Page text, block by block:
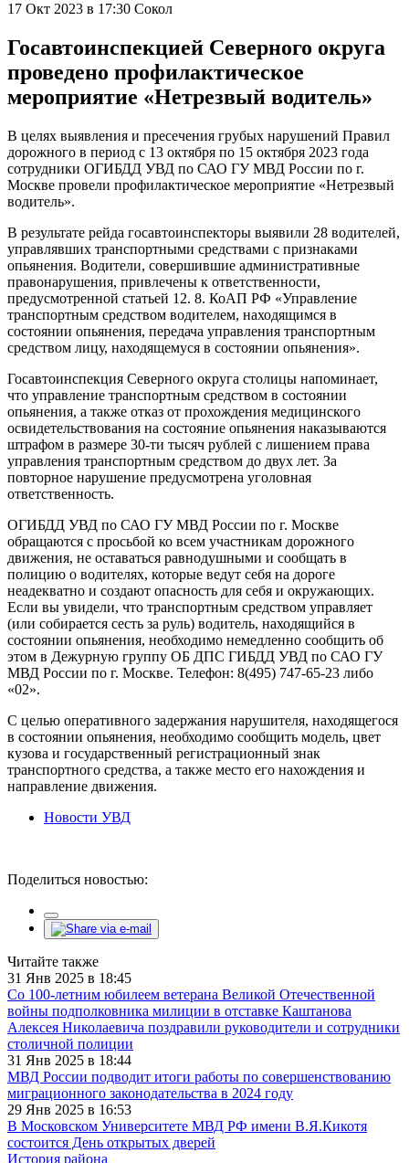
17 Окт 2023 в 17:30 Сокол
Госавтоинспекцией Северного округа
проведено профилактическое
мероприятие «Нетрезвый водитель»
В целях выявления и пресечения грубых нарушений Правил
дорожного в период с 13 октября по 15 октября 2023 года
сотрудники ОГИБДД УВД по САО ГУ МВД России по г.
Москве провели профилактическое мероприятие «Нетрезвый
водитель».
В результате рейда госавтоинспекторы выявили 28 водителей,
управлявших транспортными средствами с признаками
опьянения. Водители, совершившие административные
правонарушения, привлечены к ответственности,
предусмотренной статьей 12. 8. КоАП РФ «Управление
транспортным средством водителем, находящимся в
состоянии опьянения, передача управления транспортным
средством лицу, находящемуся в состоянии опьянения».
Госавтоинспекция Северного округа столицы напоминает,
что управление транспортным средством в состоянии
опьянения, а также отказ от прохождения медицинского
освидетельствования на состояние опьянения наказываются
штрафом в размере 30-ти тысяч рублей с лишением права
управления транспортным средством до двух лет. За
повторное нарушение предусмотрена уголовная
ответственность.
ОГИБДД УВД по САО ГУ МВД России по г. Москве
обращаются с просьбой ко всем участникам дорожного
движения, не оставаться равнодушными и сообщать в
полицию о водителях, которые ведут себя на дороге
неадекватно и создают опасность для себя и окружающих.
Если вы увидели, что транспортным средством управляет
(или собирается сесть за руль) водитель, находящийся в
состоянии опьянения, необходимо немедленно сообщить об
этом в Дежурную группу ОБ ДПС ГИБДД УВД по САО ГУ
МВД России по г. Москве. Телефон: 8(495) 747-65-23 либо
«02».
С целью оперативного задержания нарушителя, находящегося
в состоянии опьянения, необходимо сообщить модель, цвет
кузова и государственный регистрационный знак
транспортного средства, а также место его нахождения и
направление движения.
Новости УВД
Поделиться новостью:
Читайте также
31 Янв 2025 в 18:45
Со 100-летним юбилеем ветерана Великой Отечественной
войны подполковника милиции в отставке Каштанова
Алексея Николаевича поздравили руководители и сотрудники
столичной полиции
31 Янв 2025 в 18:44
МВД России подводит итоги работы по совершенствованию
миграционного законодательства в 2024 году
29 Янв 2025 в 16:53
В Московском Университете МВД РФ имени В.Я.Кикотя
состоится День открытых дверей
История района